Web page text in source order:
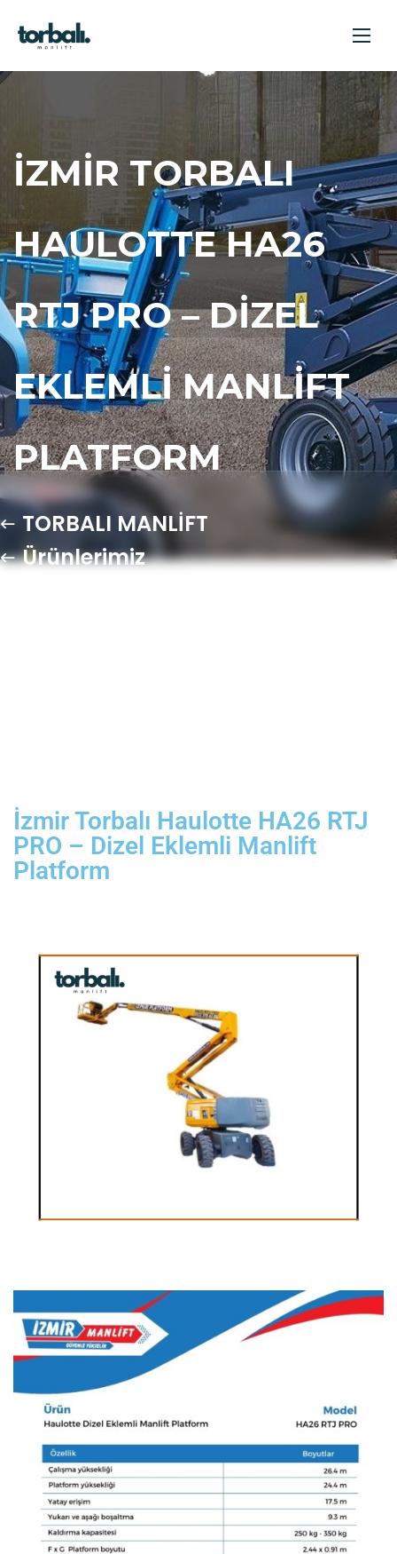
İZMIR TORBALI
HAULOTTE HA26
RTJ PRO – DIZEL
EKLEMLI MANLIFT
PLATFORM
TORBALI MANLİFT
Ürünlerimiz
İzmir Torbalı Haulotte HA26 RTJ
PRO – Dizel Eklemli Manlift
Platform